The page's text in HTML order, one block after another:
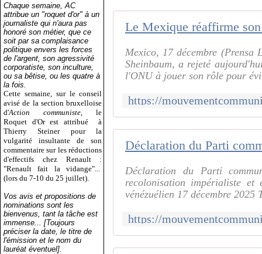
Chaque semaine, AC
attribue un "roquet d'or" à un
journaliste qui n'aura pas
honoré son métier, que ce
soit par sa complaisance
politique envers les forces
de l'argent, son agressivité
corporatiste, son inculture,
ou sa bêtise, ou les quatre à
la fois.
Cette semaine, sur le conseil
avisé de la section bruxelloise
d'Action communiste , le
Roquet d'Or est attribué
à
Thierry Steiner pour la
vulgarité insultante de son
commentaire sur les réductions
d'effectifs chez Renault :
"Renault fait la vidange"...
(lors du 7-10 du 25 juillet).
Vos avis et propositions de
nominations sont les
bienvenus, tant la tâche est
immense... [Toujours
préciser la date, le titre de
l'émission et le nom du
lauréat éventuel].
Mexico, 17 décembre (Prensa
Sheinbaum, a rejeté
l'ONU à jouer son rôle pour
Déclaration du Parti
recolonisation impérialiste et
vénézuélien 17 décembre